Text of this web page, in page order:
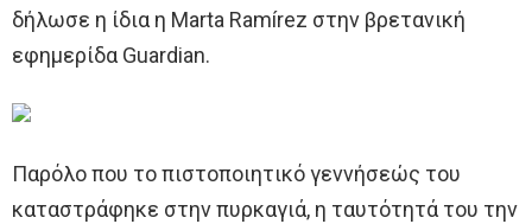
δήλωσε η ίδια η Marta Ramírez στην βρετανική
εφημερίδα Guardian.
Παρόλο που το πιστοποιητικό γεννήσεώς του
καταστράφηκε στην πυρκαγιά, η ταυτότητά του την